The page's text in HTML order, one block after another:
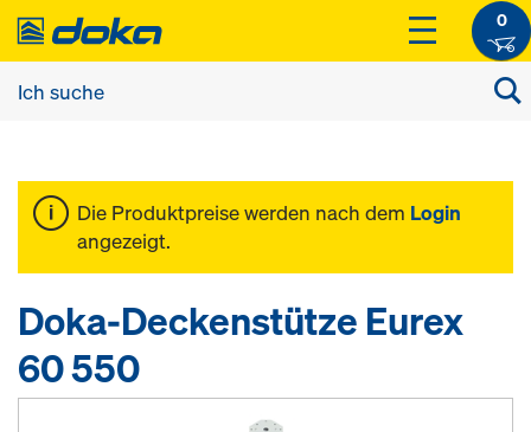
0
Die Produktpreise werden nach dem Login
angezeigt.
Doka-Deckenstütze Eurex
60 550